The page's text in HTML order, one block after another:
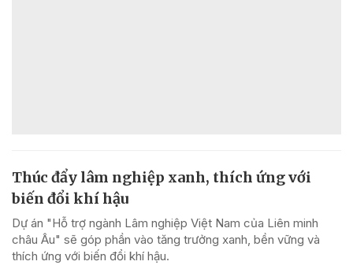
Thúc đẩy lâm nghiệp xanh, thích ứng với
biến đổi khí hậu
Dự án "Hỗ trợ ngành Lâm nghiệp Việt Nam của Liên minh
châu Âu" sẽ góp phần vào tăng trưởng xanh, bền vững và
thích ứng với biến đổi khí hậu.